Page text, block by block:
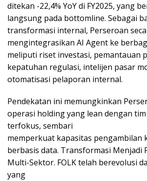
ditekan -22,4% YoY di FY2025, yang
langsung pada bottomline. Sebagai
transformasi internal, Perseroan
mengintegrasikan AI Agent ke
meliputi riset investasi, pemantauan
kepatuhan regulasi, intelijen pasar
otomatisasi pelaporan internal.
Pendekatan ini memungkinkan
operasi holding yang lean dengan
terfokus, sembari
memperkuat kapasitas pengambilan
berbasis data. Transformasi Menjadi
Multi-Sektor. FOLK telah berevolusi
yang